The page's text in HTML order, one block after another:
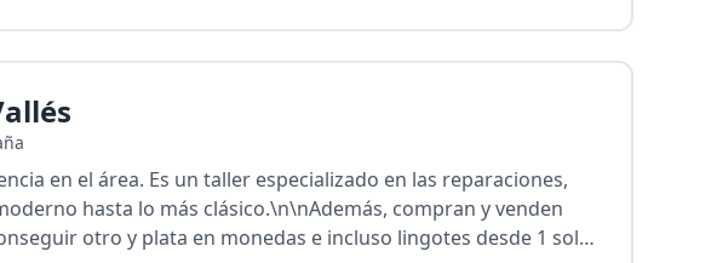
en el área. Es un taller especializado en las reparaciones,
hasta lo más clásico.\n\nAdemás, compran y venden
otro y plata en monedas e incluso lingotes desde 1 solo